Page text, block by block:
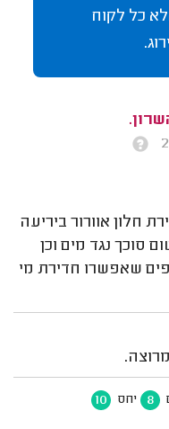
כל לקוח
חלון אוורור ביריעה
סוכך נגד מים וכן
שאפשרו חדירת מי
8 יחס 10